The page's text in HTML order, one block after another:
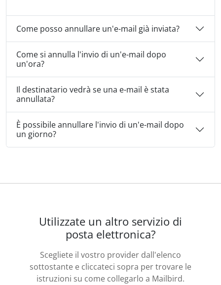
Come posso annullare un'e-mail già inviata?
Come si annulla l'invio di un'e-mail dopo
un'ora?
Il destinatario vedrà se una e-mail è stata
annullata?
È possibile annullare l'invio di un'e-mail dopo
un giorno?
Utilizzate un altro servizio di
posta elettronica?
Scegliete il vostro provider dall'elenco
sottostante e cliccateci sopra per trovare le
istruzioni su come collegarlo a Mailbird.